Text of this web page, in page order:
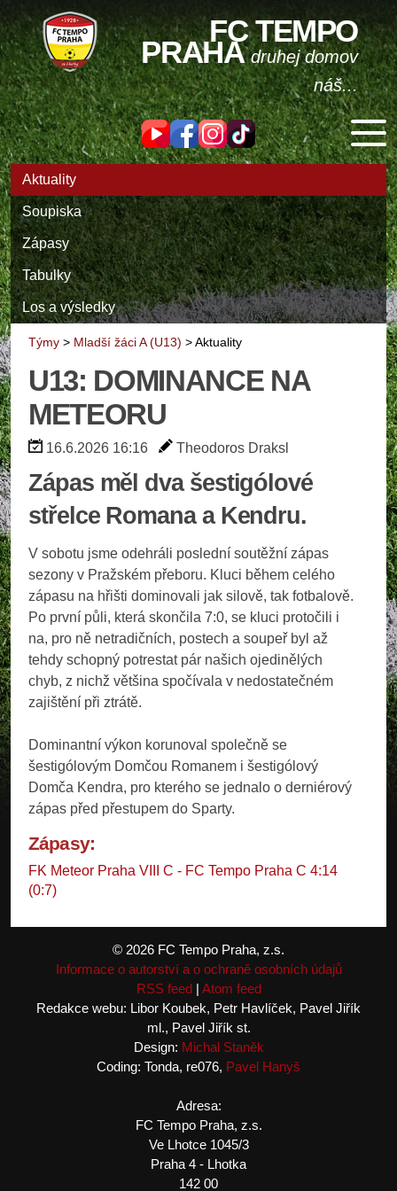
FC TEMPO
PRAHAdruhej domov
náš...
Aktuality
Soupiska
Zápasy
Tabulky
Los a výsledky
Týmy > Mladší žáci A (U13) >Aktuality
U13: DOMINANCE NA
METEORU
16.6.2026 16:16 Theodoros Draksl
Zápas měl dva šestigólové
střelce Romana a Kendru.
V sobotu jsme odehráli poslední soutěžní zápas
sezony v Pražském přeboru. Kluci během celého
zápasu na hřišti dominovali jak silově, tak fotbalově.
Po první půli, která skončila 7:0, se kluci protočili i
na, pro ně netradičních, postech a soupeř byl až
tehdy schopný potrestat pár našich ojedinělých
chyb, z nichž většina spočívala v nedostatečném
zajištění při ztrátě.
Dominantní výkon korunoval společně se
šestigólovým Domčou Romanem i šestigólový
Domča Kendra, pro kterého se jednalo o derniérový
zápas před přestupem do Sparty.
Zápasy:
FK Meteor Praha VIII C - FC Tempo Praha C 4:14
(0:7)
© 2026 FC Tempo Praha, z.s.
Informace o autorství a o ochraně osobních údajů
RSS feed| Atom feed
Redakce webu: Libor Koubek, Petr Havlíček, Pavel Jiřík
ml., Pavel Jiřík st.
Design: Michal Staněk
Coding: Tonda, re076, Pavel Hanyš
Adresa:
FC Tempo Praha, z.s.
Ve Lhotce 1045/3
Praha 4 - Lhotka
142 00